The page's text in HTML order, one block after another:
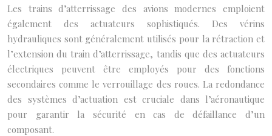
Les trains d’atterrissage des avions modernes emploient
également des actuateurs sophistiqués. Des vérins
hydrauliques sont généralement utilisés pour la rétraction et
l’extension du train d’atterrissage, tandis que des actuateurs
électriques peuvent être employés pour des fonctions
secondaires comme le verrouillage des roues. La redondance
des systèmes d’actuation est cruciale dans l’aéronautique
pour garantir la sécurité en cas de défaillance d’un
composant.